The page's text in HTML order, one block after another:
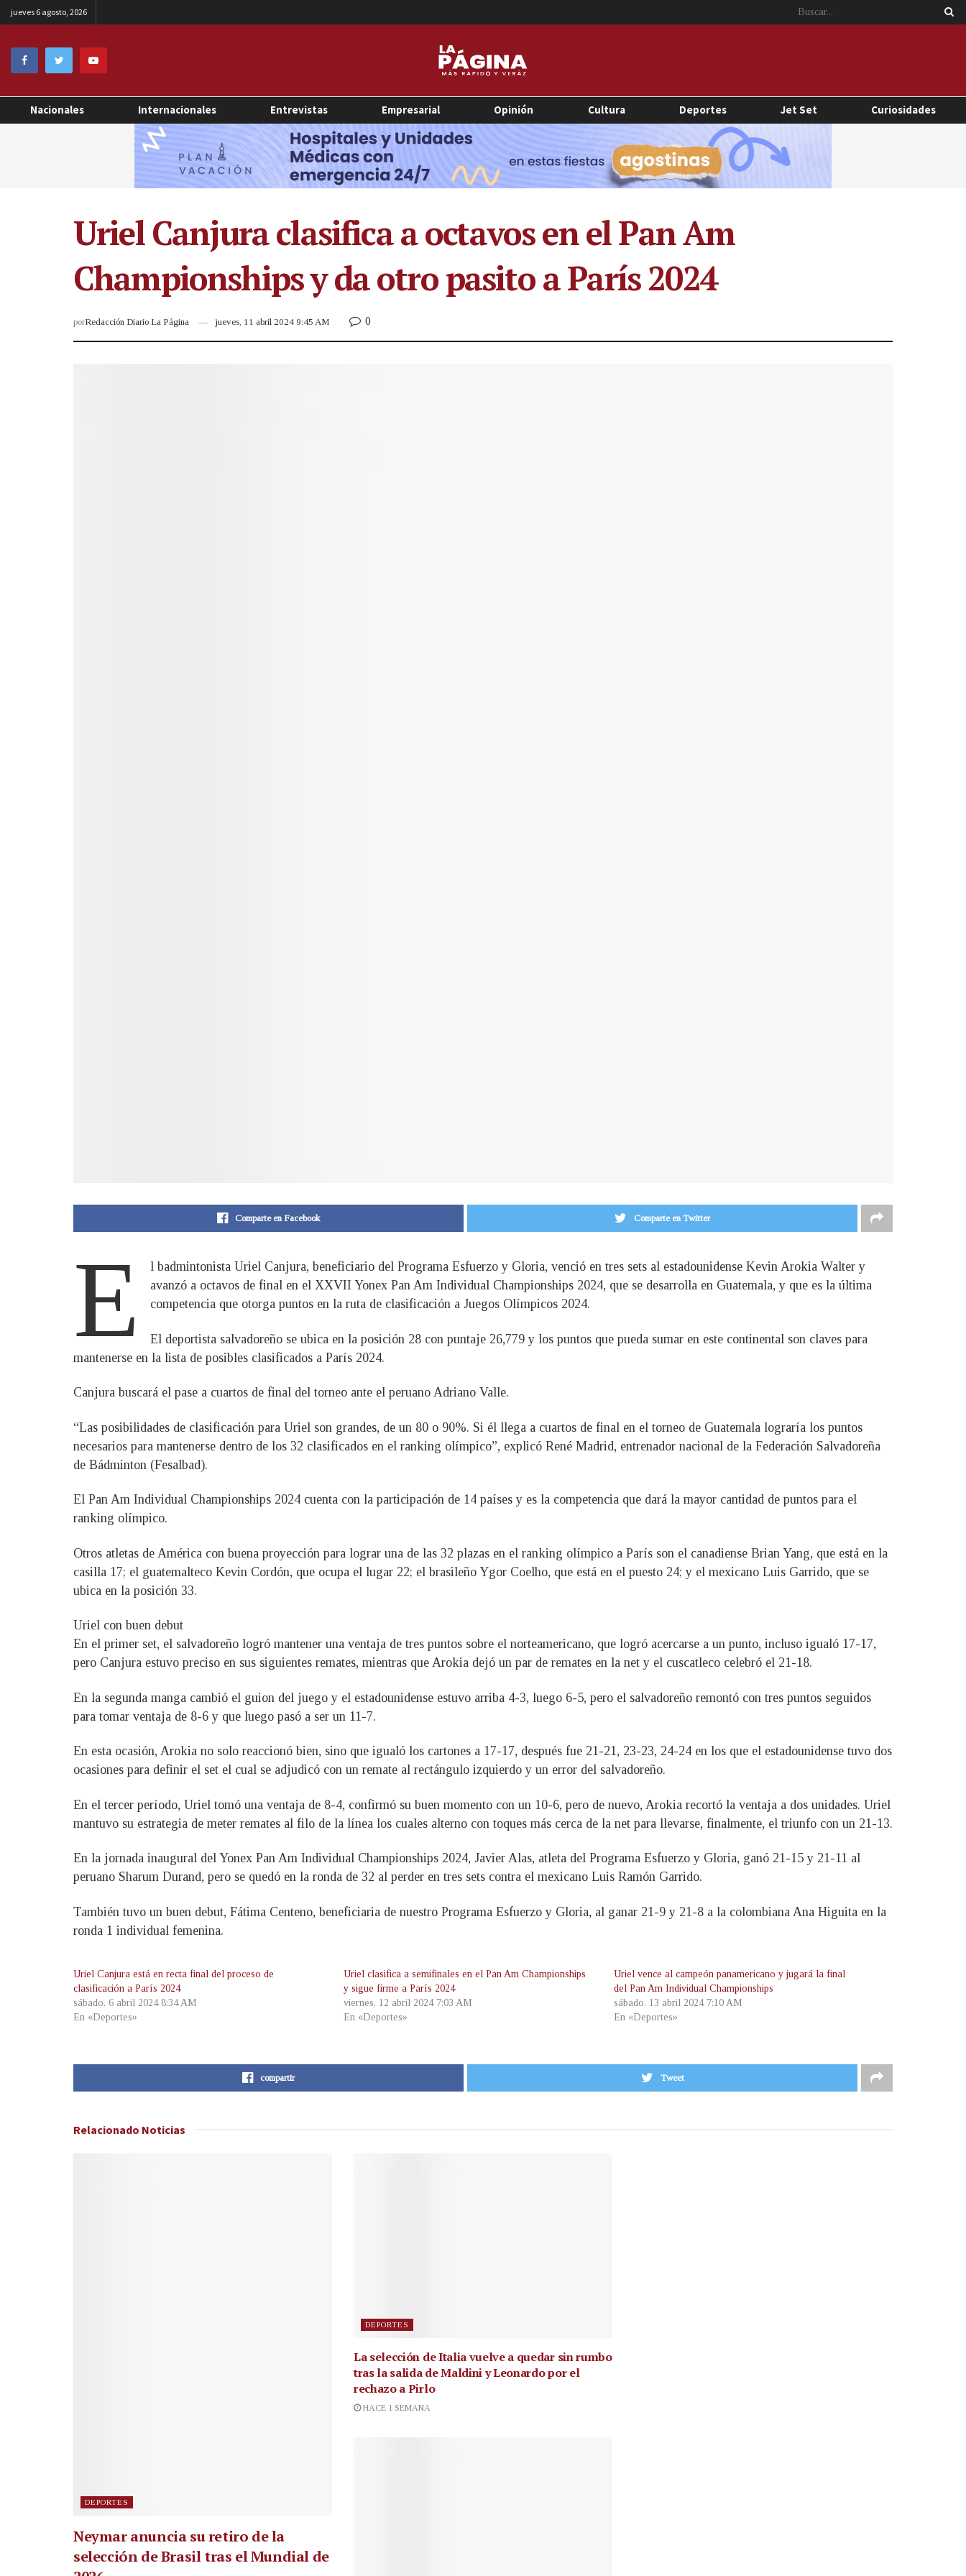
jueves 6 agosto, 2026
Nacionales Internacionales Entrevistas Empresarial Opinión Cultura Deportes Jet Set Curiosidades
Uriel Canjura clasifica a octavos en el Pan Am
Championships y da otro pasito a París 2024
porRedacción Diario La Página jueves, 11 abril 2024 9:45 AM 0
Comparte en Facebook Comparte en Twitter
E
l badmintonista Uriel Canjura, beneficiario del Programa Esfuerzo y Gloria, venció en tres sets al estadounidense Kevin Arokia Walter y
avanzó a octavos de final en el XXVII Yonex Pan Am Individual Championships 2024, que se desarrolla en Guatemala, y que es la última
competencia que otorga puntos en la ruta de clasificación a Juegos Olímpicos 2024.
El deportista salvadoreño se ubica en la posición 28 con puntaje 26,779 y los puntos que pueda sumar en este continental son claves para
mantenerse en la lista de posibles clasificados a París 2024.
Canjura buscará el pase a cuartos de final del torneo ante el peruano Adriano Valle.
“Las posibilidades de clasificación para Uriel son grandes, de un 80 o 90%. Si él llega a cuartos de final en el torneo de Guatemala lograría los puntos
necesarios para mantenerse dentro de los 32 clasificados en el ranking olímpico”, explicó René Madrid, entrenador nacional de la Federación Salvadoreña
de Bádminton (Fesalbad).
El Pan Am Individual Championships 2024 cuenta con la participación de 14 países y es la competencia que dará la mayor cantidad de puntos para el
ranking olímpico.
Otros atletas de América con buena proyección para lograr una de las 32 plazas en el ranking olímpico a París son el canadiense Brian Yang, que está en la
casilla 17; el guatemalteco Kevin Cordón, que ocupa el lugar 22; el brasileño Ygor Coelho, que está en el puesto 24; y el mexicano Luis Garrido, que se
ubica en la posición 33.
Uriel con buen debut
En el primer set, el salvadoreño logró mantener una ventaja de tres puntos sobre el norteamericano, que logró acercarse a un punto, incluso igualó 17-17,
pero Canjura estuvo preciso en sus siguientes remates, mientras que Arokia dejó un par de remates en la net y el cuscatleco celebró el 21-18.
En la segunda manga cambió el guion del juego y el estadounidense estuvo arriba 4-3, luego 6-5, pero el salvadoreño remontó con tres puntos seguidos
para tomar ventaja de 8-6 y que luego pasó a ser un 11-7.
En esta ocasión, Arokia no solo reaccionó bien, sino que igualó los cartones a 17-17, después fue 21-21, 23-23, 24-24 en los que el estadounidense tuvo dos
ocasiones para definir el set el cual se adjudicó con un remate al rectángulo izquierdo y un error del salvadoreño.
En el tercer período, Uriel tomó una ventaja de 8-4, confirmó su buen momento con un 10-6, pero de nuevo, Arokia recortó la ventaja a dos unidades. Uriel
mantuvo su estrategia de meter remates al filo de la línea los cuales alterno con toques más cerca de la net para llevarse, finalmente, el triunfo con un 21-13.
En la jornada inaugural del Yonex Pan Am Individual Championships 2024, Javier Alas, atleta del Programa Esfuerzo y Gloria, ganó 21-15 y 21-11 al
peruano Sharum Durand, pero se quedó en la ronda de 32 al perder en tres sets contra el mexicano Luis Ramón Garrido.
También tuvo un buen debut, Fátima Centeno, beneficiaria de nuestro Programa Esfuerzo y Gloria, al ganar 21-9 y 21-8 a la colombiana Ana Higuita en la
ronda 1 individual femenina.
Uriel Canjura está en recta final del proceso de
clasificación a París 2024
sábado, 6 abril 2024 8:34 AM
En «Deportes»
Uriel clasifica a semifinales en el Pan Am Championships
y sigue firme a París 2024
viernes, 12 abril 2024 7:03 AM
En «Deportes»
Uriel vence al campeón panamericano y jugará la final
del Pan Am Individual Championships
sábado, 13 abril 2024 7:10 AM
En «Deportes»
compartir Tweet
Relacionado Noticias
DEPORTES
Neymar anuncia su retiro de la
selección de Brasil tras el Mundial de
DEPORTES
La selección de Italia vuelve a quedar sin rumbo
tras la salida de Maldini y Leonardo por el
rechazo a Pirlo
HACE 1 SEMANA